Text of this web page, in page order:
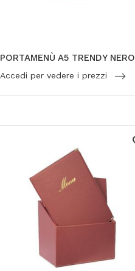
PORTAMENÙ A5 TRENDY NERO
Accedi per vedere i prezzi